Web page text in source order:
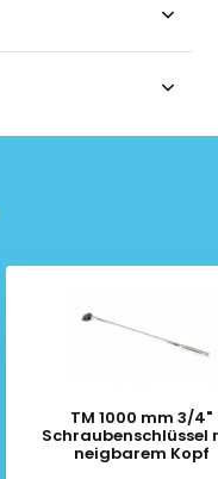
TM 1000 mm 3/4"
Schraubenschlüssel
neigbarem Kopf